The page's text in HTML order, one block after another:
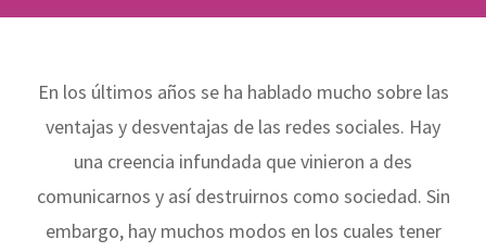
En los últimos años se ha hablado mucho sobre las
ventajas y desventajas de las redes sociales. Hay
una creencia infundada que vinieron a des
comunicarnos y así destruirnos como sociedad. Sin
embargo, hay muchos modos en los cuales tener